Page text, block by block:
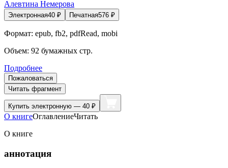
Алевтина Немерова
Электронная40 ₽ Печатная576 ₽
Формат: epub, fb2, pdfRead, mobi
Объем: 92 бумажных стр.
Подробнее
Пожаловаться
Читать фрагмент
Купить электронную — 40 ₽
О книгеОглавлениеЧитать
О книге
аннотация